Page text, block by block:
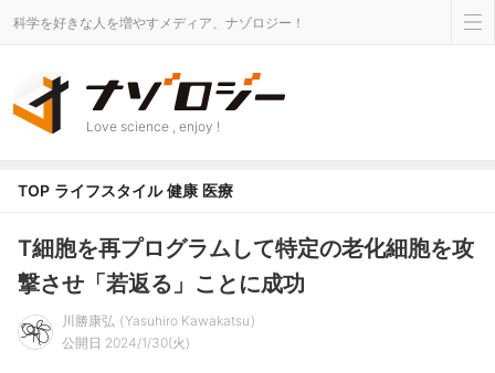
科学を好きな人を増やすメディア、ナゾロジー！
Love science , enjoy !
TOP ライフスタイル 健康 医療
T細胞を再プログラムして特定の老化細胞を攻
撃させ「若返る」ことに成功
川勝康弘
Yasuhiro Kawakatsu
公開日 2024/1/30(火)